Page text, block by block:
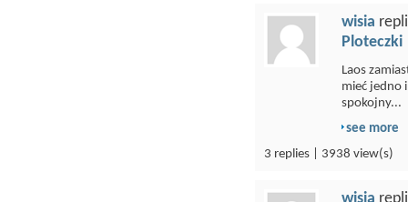
wisia
Ploteczki
Laos
mieć jedno
spokojny...
see more
3 replies | 3938 view(s)